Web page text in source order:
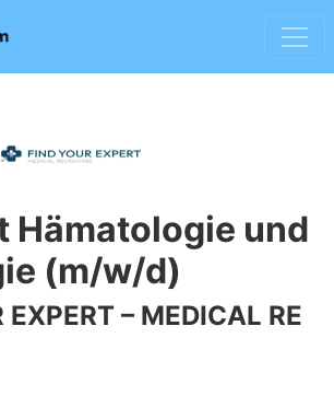
Hämatologie und
(m/w/d)
EXPERT – MEDICAL RE